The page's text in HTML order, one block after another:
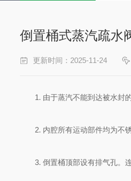
倒置桶式蒸汽疏水
更新时间：2025-11-24
1. 由于蒸汽不能到达被水封的
2. 内腔所有运动部件均为不锈
3. 倒置桶顶部设有排气孔。连